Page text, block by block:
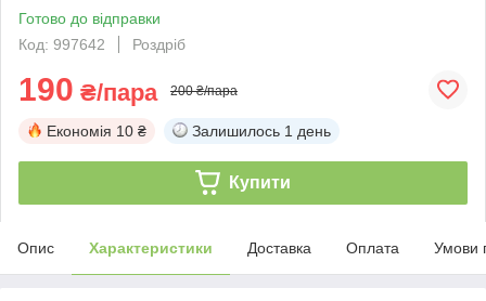
Готово до відправки
Код: 997642
Роздріб
190 ₴/пара 200 ₴/пара
Економія 10 ₴ Залишилось 1 день
Купити
Опис Характеристики Доставка Оплата Умови